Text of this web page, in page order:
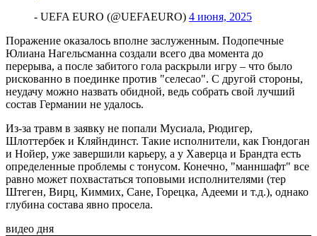
- UEFA EURO (@UEFAEURO) 4 июня, 2025
Поражение оказалось вполне заслуженным. Подопечные
Юлиана Нагельсманна создали всего два момента до
перерыва, а после забитого гола раскрыли игру – что было
рискованно в поединке против "селесао". С другой стороны,
неудачу можно назвать обидной, ведь собрать свой лучший
состав Германии не удалось.
Из-за травм в заявку не попали Мусиала, Рюдигер,
Шлоттербек и Кляйндинст. Такие исполнители, как Гюндоган
и Нойер, уже завершили карьеру, а у Хаверца и Брандта есть
определенные проблемы с тонусом. Конечно, "манншафт" все
равно может похвастаться топовыми исполнителями (тер
Штеген, Вирц, Киммих, Сане, Горецка, Адееми и т.д.), однако
глубина состава явно просела.
видео дня